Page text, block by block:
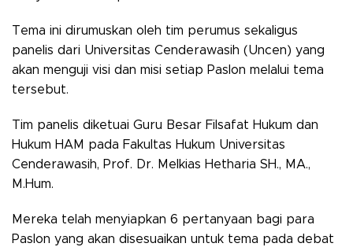
Tema ini dirumuskan oleh tim perumus sekaligus
panelis dari Universitas Cenderawasih (Uncen) yang
akan menguji visi dan misi setiap Paslon melalui tema
tersebut.
Tim panelis diketuai Guru Besar Filsafat Hukum dan
Hukum HAM pada Fakultas Hukum Universitas
Cenderawasih, Prof. Dr. Melkias Hetharia SH., MA.,
M.Hum.
Mereka telah menyiapkan 6 pertanyaan bagi para
Paslon yang akan disesuaikan untuk tema pada debat